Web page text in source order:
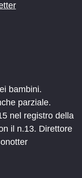
bambini.
parziale.
nel registro della
il n.13. Direttore